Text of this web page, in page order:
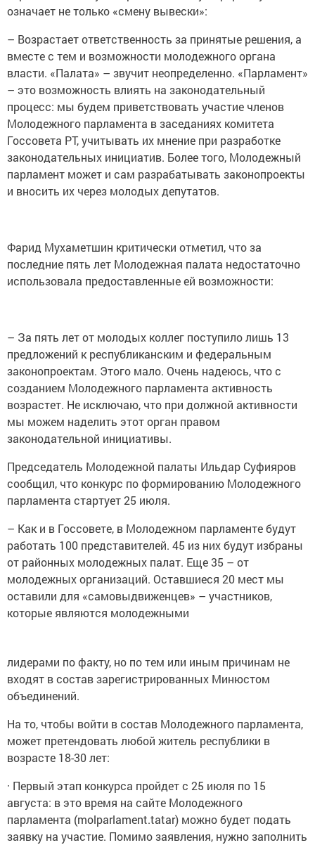
означает не только «смену вывески»:
– Возрастает ответственность за принятые решения, а
вместе с тем и возможности молодежного органа
власти. «Палата» – звучит неопределенно. «Парламент»
– это возможность влиять на законодательный
процесс: мы будем приветствовать участие членов
Молодежного парламента в заседаниях комитета
Госсовета РТ, учитывать их мнение при разработке
законодательных инициатив. Более того, Молодежный
парламент может и сам разрабатывать законопроекты
и вносить их через молодых депутатов.
Фарид Мухаметшин критически отметил, что за
последние пять лет Молодежная палата недостаточно
использовала предоставленные ей возможности:
– За пять лет от молодых коллег поступило лишь 13
предложений к республиканским и федеральным
законопроектам. Этого мало. Очень надеюсь, что с
созданием Молодежного парламента активность
возрастет. Не исключаю, что при должной активности
мы можем наделить этот орган правом
законодательной инициативы.
Председатель Молодежной палаты Ильдар Суфияров
сообщил, что конкурс по формированию Молодежного
парламента стартует 25 июля.
– Как и в Госсовете, в Молодежном парламенте будут
работать 100 представителей. 45 из них будут избраны
от районных молодежных палат. Еще 35 – от
молодежных организаций. Оставшиеся 20 мест мы
оставили для «самовыдвиженцев» – участников,
которые являются молодежными
лидерами по факту, но по тем или иным причинам не
входят в состав зарегистрированных Минюстом
объединений.
На то, чтобы войти в состав Молодежного парламента,
может претендовать любой житель республики в
возрасте 18-30 лет:
· Первый этап конкурса пройдет с 25 июля по 15
августа: в это время на сайте Молодежного
парламента (molparlament.tatar) можно будет подать
заявку на участие. Помимо заявления, нужно заполнить